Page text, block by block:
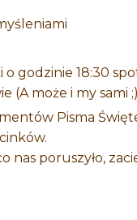
godzinie 18:30
(A może i my sami
Pisma
nas poruszyło,